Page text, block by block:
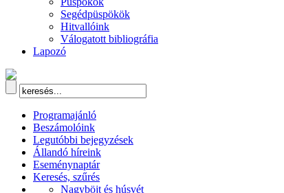
Segédpüspökök
Hitvallóink
Válogatott bibliográfia
Lapozó
Programajánló
Beszámolóink
Legutóbbi bejegyzések
Állandó híreink
Eseménynaptár
Keresés, szűrés
Nagyböjt és húsvét